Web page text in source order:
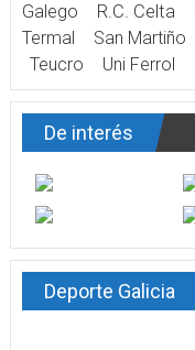
Galego
R.C. Celta
Termal
San Martiño
Teucro
Uni Ferrol
De interés
Deporte Galicia